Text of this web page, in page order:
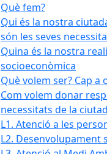
Què fem?
Qui és la nostra
són les seves
Quina és la nostra
socioeconòmica
Què volem ser? Cap a
Com volem donar
necessitats de la
L1. Atenció a les
L2. Desenvolupament